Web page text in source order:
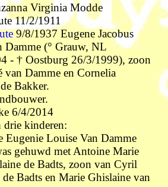
Virginia Modde
11/2/1911
9/8/1937 Eugene Jacobus
Damme (° Grauw, NL
- † Oostburg 26/3/1999), zoon
van Damme en Cornelia
Bakker.
6/4/2014
drie kinderen:
Eugenie Louise Van Damme
gehuwd met Antoine Marie
de Badts, zoon van Cyril
Badts en Marie Ghislaine van